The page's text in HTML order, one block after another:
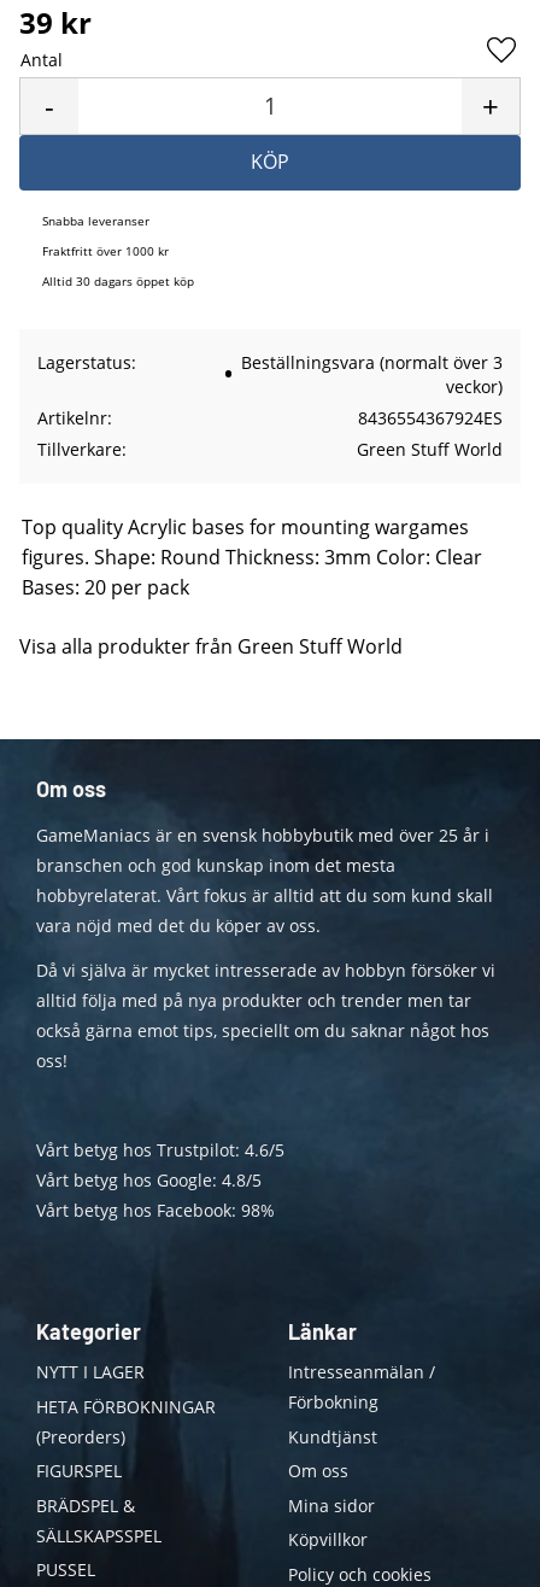
39 kr
Antal
+
-
KÖP
Snabba leveranser
Fraktfritt över 1000 kr
Alltid 30 dagars öppet köp
Lagerstatus
Beställningsvara (normalt över 3
veckor)
Artikelnr
8436554367924ES
Tillverkare
Green Stuff World
Top quality Acrylic bases for mounting wargames
figures. Shape: Round Thickness: 3mm Color: Clear
Bases: 20 per pack
Visa alla produkter från Green Stuff World
Om oss
GameManiacs är en svensk hobbybutik med över 25 år i
branschen och god kunskap inom det mesta
hobbyrelaterat. Vårt fokus är alltid att du som kund skall
vara nöjd med det du köper av oss.
Då vi själva är mycket intresserade av hobbyn försöker vi
alltid följa med på nya produkter och trender men tar
också gärna emot tips, speciellt om du saknar något hos
oss!
Vårt betyg hos Trustpilot: 4.6/5
Vårt betyg hos Google: 4.8/5
Vårt betyg hos Facebook: 98%
Kategorier
NYTT I LAGER
HETA FÖRBOKNINGAR
(Preorders)
FIGURSPEL
BRÄDSPEL &
SÄLLSKAPSSPEL
PUSSEL
Länkar
Intresseanmälan /
Förbokning
Kundtjänst
Om oss
Mina sidor
Köpvillkor
Policy och cookies